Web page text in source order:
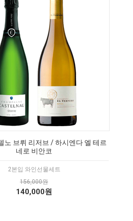
노 브뤼 리저브 / 하시엔다 엘 테르
네로 비안코
2본입 와인선물세트
156,000원
140,000원